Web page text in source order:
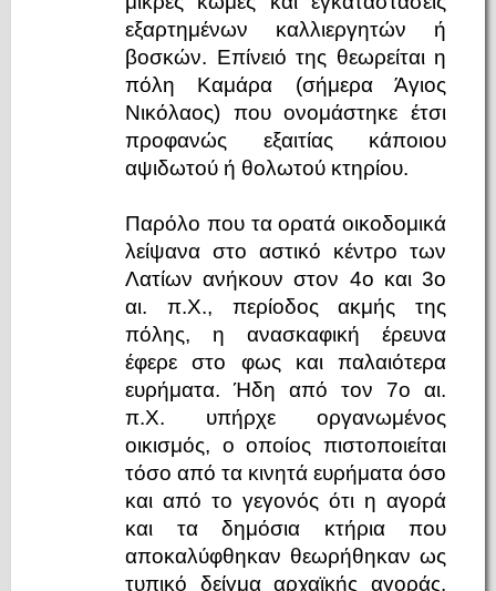
εξαρτημένων καλλιεργητών ή
βοσκών. Επίνειό της θεωρείται η
πόλη Καμάρα (σήμερα Άγιος
Νικόλαος) που ονομάστηκε έτσι
προφανώς εξαιτίας κάποιου
αψιδωτού ή θολωτού κτηρίου.
Παρόλο που τα ορατά οικοδομικά
λείψανα στο αστικό κέντρο των
Λατίων ανήκουν στον 4ο και 3ο
αι. π.Χ., περίοδος ακμής της
πόλης, η ανασκαφική έρευνα
έφερε στο φως και παλαιότερα
ευρήματα. Ήδη από τον 7ο αι.
π.Χ. υπήρχε οργανωμένος
οικισμός, ο οποίος πιστοποιείται
τόσο από τα κινητά ευρήματα όσο
και από το γεγονός ότι η αγορά
και τα δημόσια κτήρια που
αποκαλύφθηκαν θεωρήθηκαν ως
τυπικό δείγμα αρχαϊκής αγοράς.